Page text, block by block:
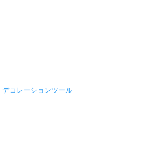
デコレーションツール